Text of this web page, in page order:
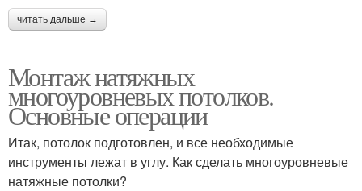
читать дальше →
Монтаж натяжных
многоуровневых потолков.
Основные операции
Итак, потолок подготовлен, и все необходимые
инструменты лежат в углу. Как сделать многоуровневые
натяжные потолки?